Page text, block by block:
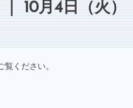
10月4日（火）
ください。